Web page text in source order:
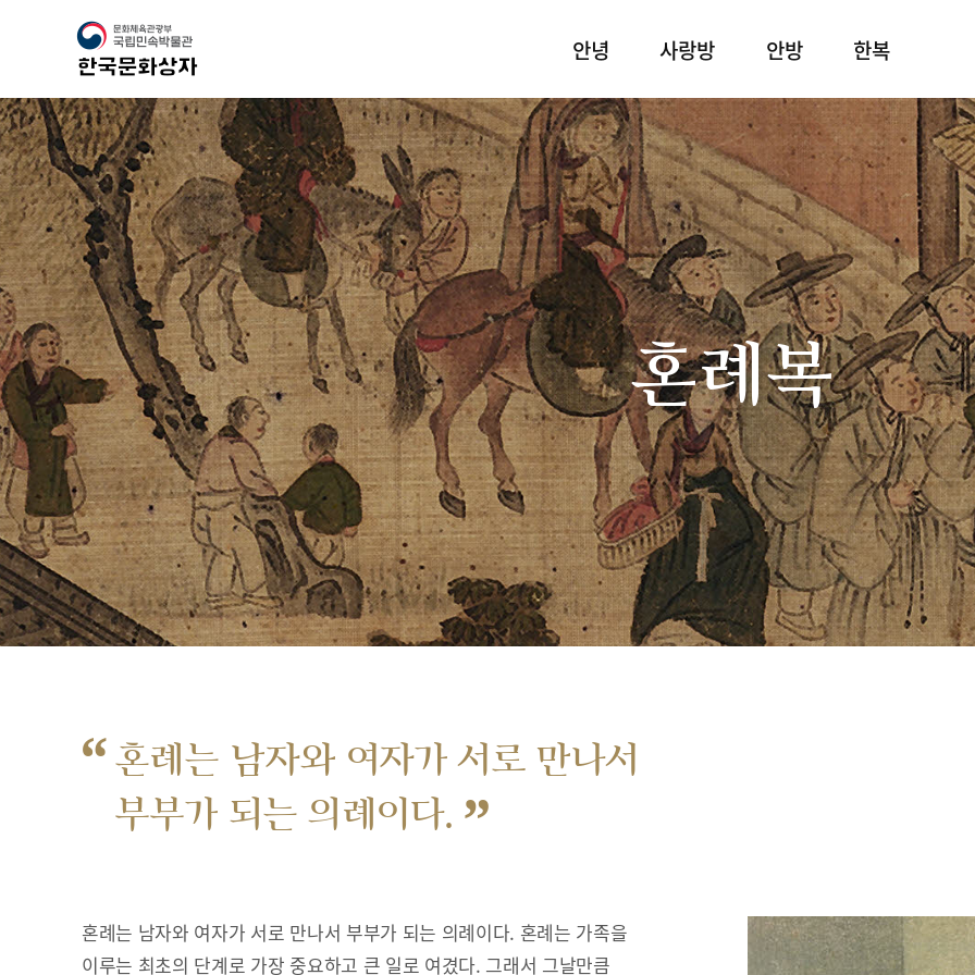
안녕 사랑방 안방 한복
혼례복
“혼례는 남자와 여자가 서로 만나서
부부가 되는 의례이다. ”
혼례는 남자와 여자가 서로 만나서 부부가 되는 의례이다. 혼례는 가족을
이루는 최초의 단계로 가장 중요하고 큰 일로 여겼다. 그래서 그날만큼